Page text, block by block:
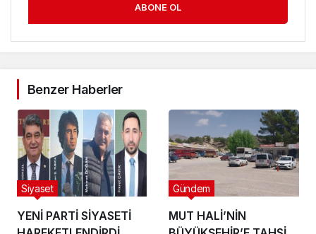
ABONE OL
Benzer Haberler
YENİ PARTİ SİYASETİ
Siyaset
MUT HALİ’NİN
Gündem